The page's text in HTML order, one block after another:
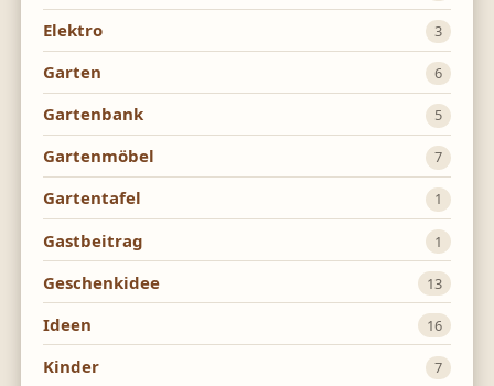
Elektro 3
Garten 6
Gartenbank 5
Gartenmöbel 7
Gartentafel 1
Gastbeitrag 1
Geschenkidee 13
Ideen 16
Kinder 7